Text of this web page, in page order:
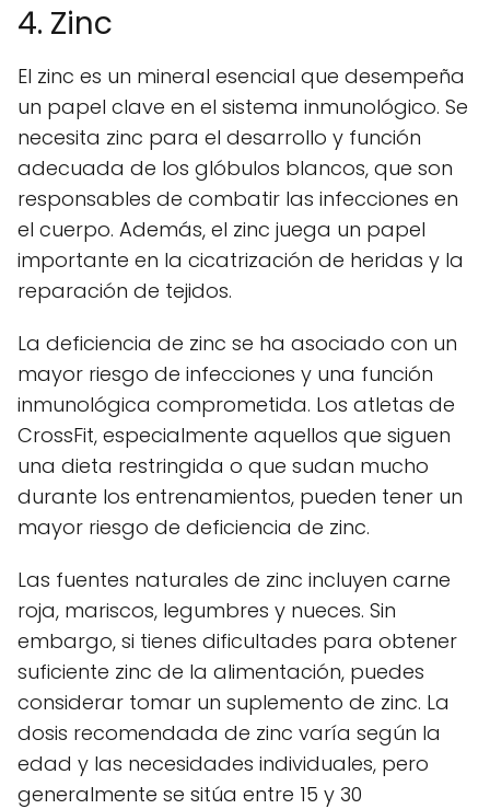
4. Zinc
El zinc es un mineral esencial que desempeña
un papel clave en el sistema inmunológico. Se
necesita zinc para el desarrollo y función
adecuada de los glóbulos blancos, que son
responsables de combatir las infecciones en
el cuerpo. Además, el zinc juega un papel
importante en la cicatrización de heridas y la
reparación de tejidos.
La deficiencia de zinc se ha asociado con un
mayor riesgo de infecciones y una función
inmunológica comprometida. Los atletas de
CrossFit, especialmente aquellos que siguen
una dieta restringida o que sudan mucho
durante los entrenamientos, pueden tener un
mayor riesgo de deficiencia de zinc.
Las fuentes naturales de zinc incluyen carne
roja, mariscos, legumbres y nueces. Sin
embargo, si tienes dificultades para obtener
suficiente zinc de la alimentación, puedes
considerar tomar un suplemento de zinc. La
dosis recomendada de zinc varía según la
edad y las necesidades individuales, pero
generalmente se sitúa entre 15 y 30